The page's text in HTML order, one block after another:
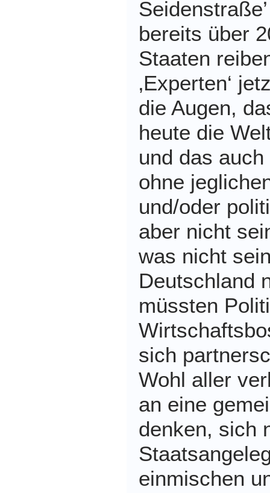
bereits über
Staaten
‚Experten‘
die Augen,
heute die
und das auch
ohne
und/oder
aber nicht
was nicht
Deutschland
müssten
sich
Wohl aller
an eine
denken, sich
einmischen